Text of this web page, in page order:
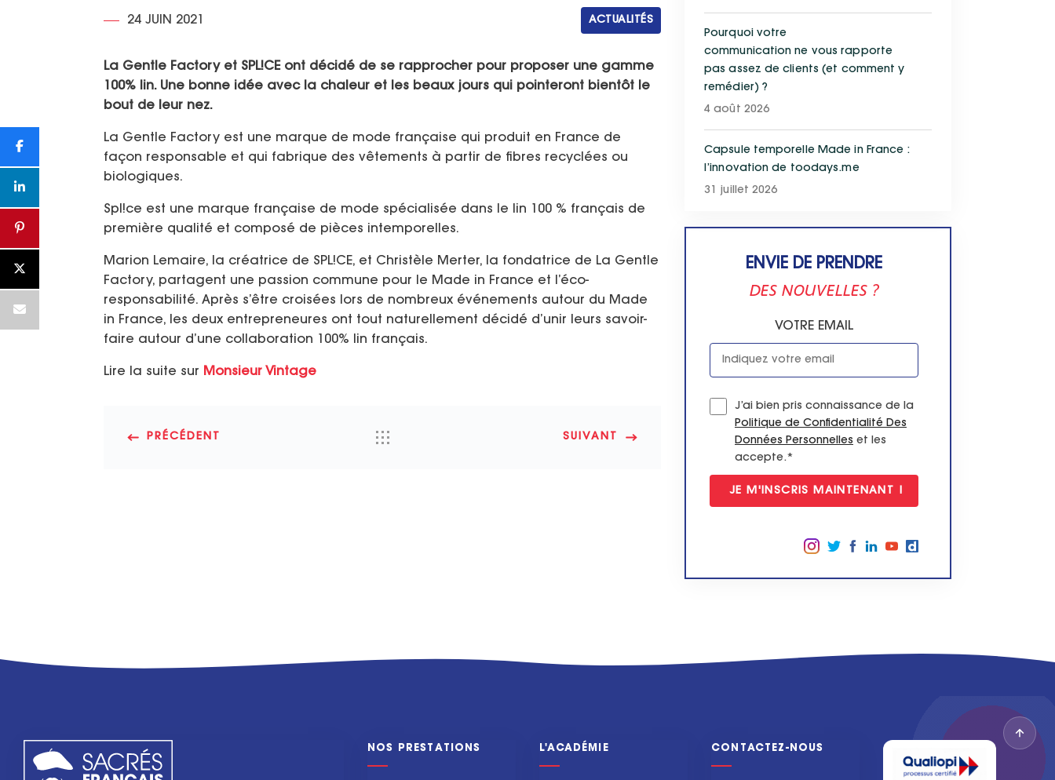
24 JUIN 2021 ACTUALITÉS
La Gentle Factory et SPL!CE ont décidé de se rapprocher pour proposer une gamme
100% lin. Une bonne idée avec la chaleur et les beaux jours qui pointeront bientôt le
bout de leur nez.
La Gentle Factory est une marque de mode française qui produit en France de
façon responsable et qui fabrique des vêtements à partir de fibres recyclées ou
biologiques.
Spl!ce est une marque française de mode spécialisée dans le lin 100 % français de
première qualité et composé de pièces intemporelles.
Marion Lemaire, la créatrice de SPL!CE, et Christèle Merter, la fondatrice de La Gentle
Factory, partagent une passion commune pour le Made in France et l’éco-
responsabilité. Après s’être croisées lors de nombreux événements autour du Made
in France, les deux entrepreneures ont tout naturellement décidé d’unir leurs savoir-
faire autour d’une collaboration 100% lin français.
Lire la suite sur Monsieur Vintage
PRÉCÉDENT SUIVANT
Pourquoi votre
communication ne vous rapporte
pas assez de clients (et comment y
remédier) ?
4 août 2026
Capsule temporelle Made in France :
l’innovation de toodays.me
31 juillet 2026
ENVIE DE PRENDRE
DES NOUVELLES ?
VOTRE EMAIL
J’ai bien pris connaissance de la
Politique de Confidentialité Des
Données Personnelles et les
accepte.*
NOS PRESTATIONS L'ACADÉMIE CONTACTEZ-NOUS